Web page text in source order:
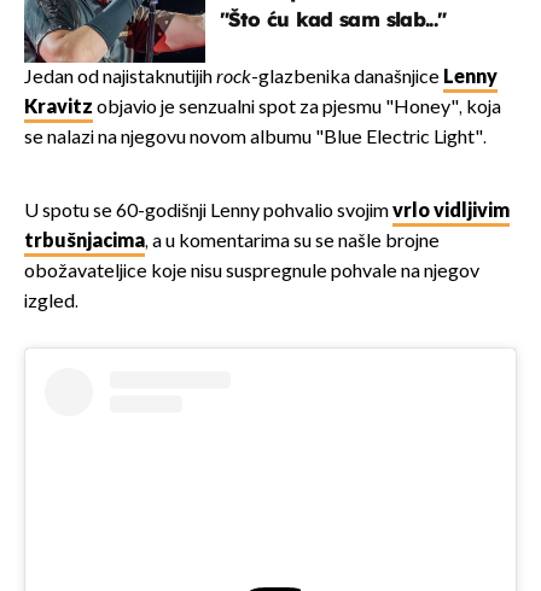
"Što ću kad sam slab..."
Jedan od najistaknutijihrock-glazbenika današnjice Lenny
Kravitz objavio je senzualni spot za pjesmu "Honey", koja
se nalazi na njegovu novom albumu "Blue Electric Light".
U spotu se 60-godišnji Lenny pohvalio svojimvrlo vidljivim
trbušnjacima, a u komentarima su se našle brojne
obožavateljice koje nisu suspregnule pohvale na njegov
izgled.